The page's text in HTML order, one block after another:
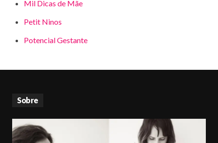
Mil Dicas de Mãe
Petit Ninos
Potencial Gestante
Sobre